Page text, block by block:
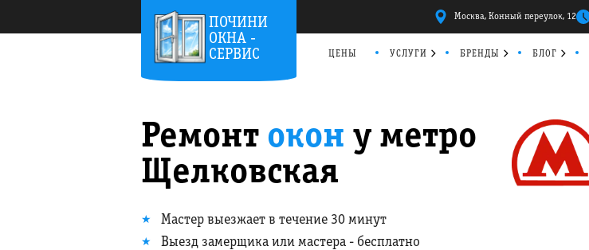
ПОЧИНИ
ОКНА -
СЕРВИС
Москва, Конный переулок, 12
ЦЕНЫ УСЛУГИ БРЕНДЫ БЛОГ
Ремонт окон у метро
Щелковская
Мастер выезжает в течение 30 минут
Выезд замерщика или мастера - бесплатно